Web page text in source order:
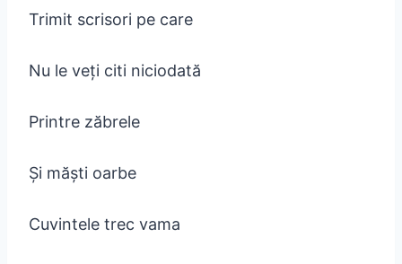
Trimit scrisori pe care
Nu le veți citi niciodată
Printre zăbrele
Și măști oarbe
Cuvintele trec vama